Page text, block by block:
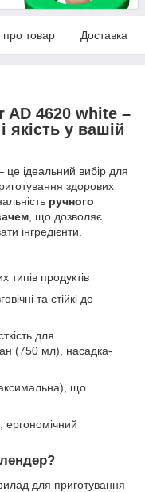
про товар Доставка
AD 4620 white –
якість у вашій
це ідеальний вибір для
здорових
ручного
, що дозволяє
інгредієнти.
типів продуктів
та стійкі до
для
(750 мл), насадка-
що
ергономічний
для приготування